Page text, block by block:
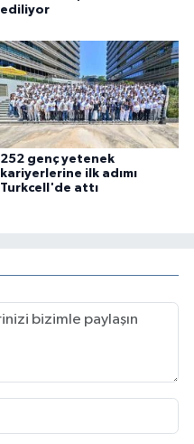
ediliyor
252 genç yetenek
kariyerlerine ilk adımı
Turkcell'de attı